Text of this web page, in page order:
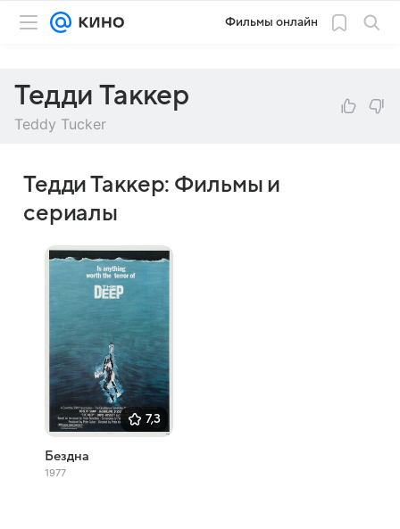
Фильмы онлайн
Тедди Таккер
Teddy Tucker
Тедди Таккер: Фильмы и
сериалы
7,3
Бездна
1977